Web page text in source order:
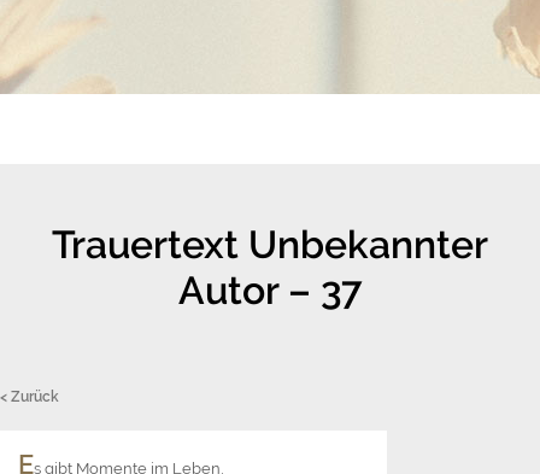
Trauertext Unbekannter
Autor – 37
< Zurück
Es gibt Momente im Leben,